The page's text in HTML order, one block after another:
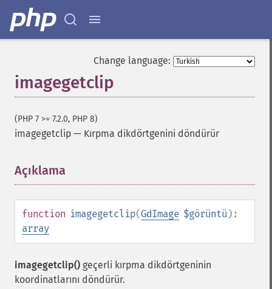
Change language:
imagegetclip
(PHP 7 >= 7.2.0, PHP 8)
imagegetclip — Kırpma dikdörtgenini döndürür
Açıklama
function imagegetclip(GdImage $görüntü ):
array
imagegetclip() geçerli kırpma dikdörtgeninin
koordinatlarını döndürür.